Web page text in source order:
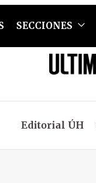
SECCIONES
Editorial ÚH